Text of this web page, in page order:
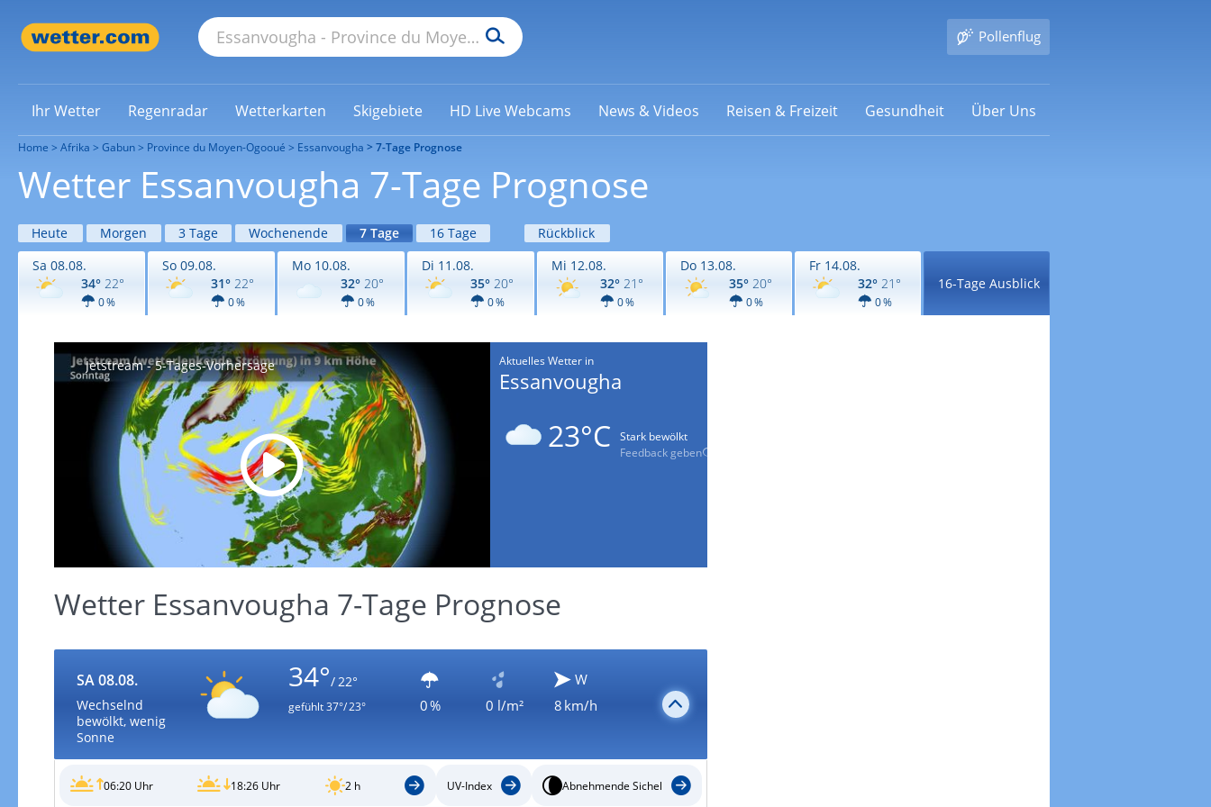
Pollenflug
Ihr Wetter Regenradar Wetterkarten Skigebiete HD Live Webcams News & Videos Reisen & Freizeit Gesundheit Über Uns
Home Afrika Gabun Province du Moyen-Ogooué Essanvougha 7-Tage Prognose
Wetter Essanvougha 7-Tage Prognose
Heute Morgen 3 Tage Wochenende 7 Tage 16 Tage
Rückblick
Sa 08.08.
34° 22°
0 %
So 09.08.
31° 22°
0 %
Mo 10.08.
32° 20°
0 %
Di 11.08.
35° 20°
0 %
Mi 12.08.
32° 21°
0 %
Do 13.08.
35° 20°
0 %
Fr 14.08.
32° 21°
0 %
16-Tage Ausblick
Jetstream - 5-Tages-Vorhersage Aktuelles Wetter in
Essanvougha
23°C
Stark bewölkt
Feedback geben
Wetter Essanvougha 7-Tage Prognose
SA 08.08.
Wechselnd
bewölkt, wenig
Sonne
34°/ 22°
gefühlt37°/ 23° 0 % 0 l/m²
W
8 km/h
06:20 Uhr 18:26 Uhr 2 h UV-Index Abnehmende Sichel